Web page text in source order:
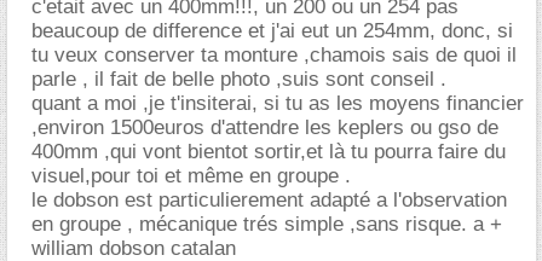
c'etait avec un 400mm!!!, un 200 ou un 254 pas
beaucoup de difference et j'ai eut un 254mm, donc, si
tu veux conserver ta monture ,chamois sais de quoi il
parle , il fait de belle photo ,suis sont conseil .
quant a moi ,je t'insiterai, si tu as les moyens financier
,environ 1500euros d'attendre les keplers ou gso de
400mm ,qui vont bientot sortir,et là tu pourra faire du
visuel,pour toi et même en groupe .
le dobson est particulierement adapté a l'observation
en groupe , mécanique trés simple ,sans risque. a +
william dobson catalan